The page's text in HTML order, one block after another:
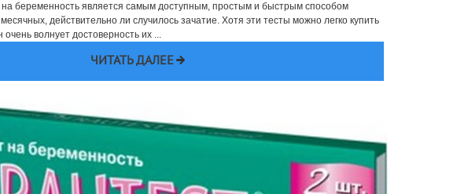
на беременность является самым доступным, простым и быстрым способом
действительно ли случилось зачатие. Хотя эти тесты можно легко купить
волнует достоверность их ...
ЧИТАТЬ ДАЛЕЕ